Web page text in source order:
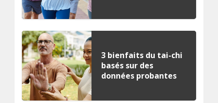
3 bienfaits du tai-chi
basés sur des
données probantes